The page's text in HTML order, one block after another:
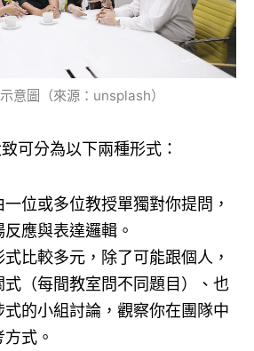
意圖（來源：unsplash）
可分為以下兩種形式：
一位或多位教授單獨對你提問，
應與表達邏輯。
式比較多元，除了可能跟個人，
式（每間教室問不同題目）、也
式的小組討論，觀察你在團隊中
式。